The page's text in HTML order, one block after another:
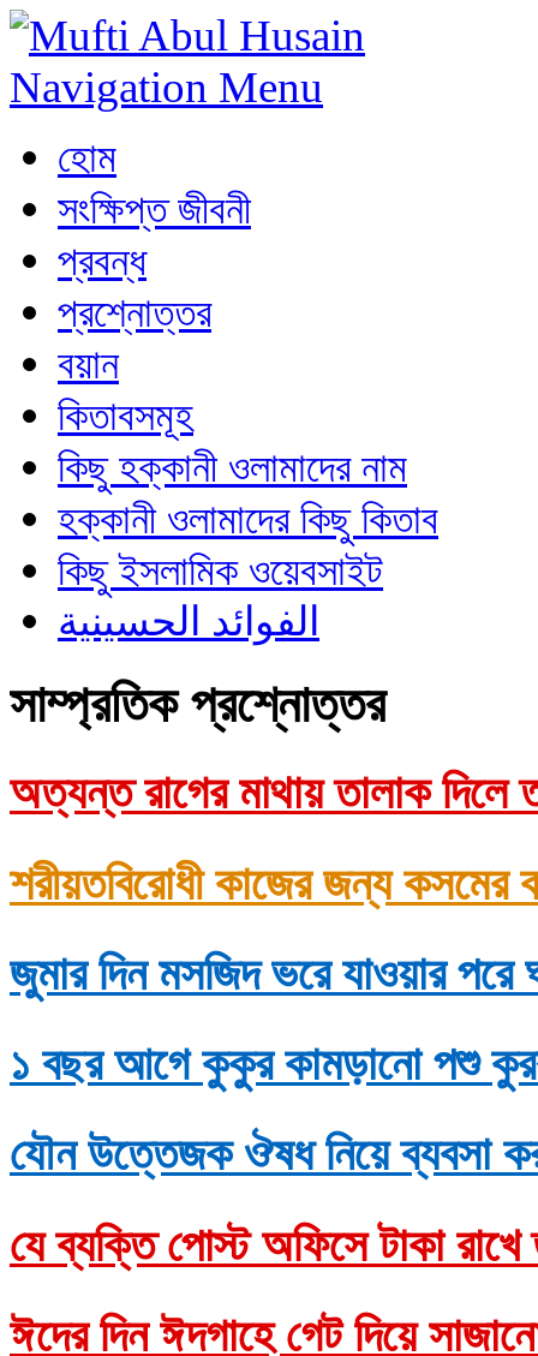
Navigation Menu
হোম
সংক্ষিপ্ত জীবনী
প্রবন্ধ
প্রশ্নোত্তর
বয়ান
কিতাবসমূহ
কিছু হক্কানী ওলামাদের নাম
হক্কানী ওলামাদের কিছু কিতাব
কিছু ইসলামিক ওয়েবসাইট
الفوائد الحسينية
সাম্প্রতিক প্রশ্নোত্তর
অত্যন্ত রাগের মাথায় তালাক দিলে
শরীয়তবিরোধী কাজের জন্য কসমের
জুমার দিন মসজিদ ভরে যাওয়ার
১ বছর আগে কুকুর কামড়ানো পশু
যৌন উত্তেজক ঔষধ নিয়ে ব্যবসা
যে ব্যক্তি পোস্ট অফিসে টাকা রাখে
ঈদের দিন ঈদগাহে গেট দিয়ে